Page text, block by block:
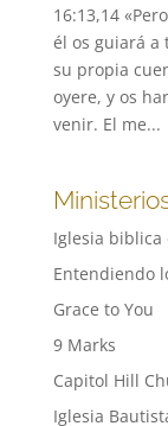
16:13,14
él os guiará a
su propia
oyere, y os
venir. El me...
Iglesia biblica
Entendiendo
Grace to You
9 Marks
Capitol Hill
Iglesia